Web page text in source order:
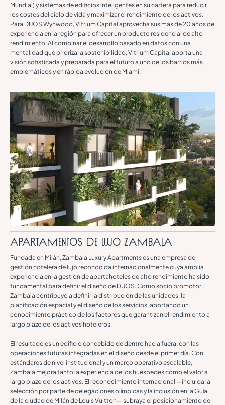
Mundial) y sistemas de edificios inteligentes en su cartera para reducir
los costes del ciclo de vida y maximizar el rendimiento de los activos.
Para DUOS Wynwood, Vitrium Capital aprovecha sus más de 20 años de
experiencia en la región para ofrecer un producto residencial de alto
rendimiento. Al combinar el desarrollo basado en datos con una
mentalidad que prioriza la sostenibilidad, Vitrium Capital aporta una
visión sofisticada y preparada para el futuro a uno de los barrios más
emblemáticos y en rápida evolución de Miami.
Apartamentos de lujo Zambala
Fundada en Milán, Zambala Luxury Apartments es una empresa de
gestión hotelera de lujo reconocida internacionalmente cuya amplia
experiencia en la gestión de apartahoteles de alto rendimiento ha sido
fundamental para definir el diseño de DUOS. Como socio promotor,
Zambala contribuyó a definir la distribución de las unidades, la
planificación espacial y el diseño de los servicios, aportando un
conocimiento práctico de los factores que garantizan el rendimiento a
largo plazo de los activos hoteleros.
El resultado es un edificio concebido de dentro hacia fuera, con las
operaciones futuras integradas en el diseño desde el primer día. Con
estándares de nivel institucional y un marco operativo escalable,
Zambala mejora tanto la experiencia de los huéspedes como el valor a
largo plazo de los activos. El reconocimiento internacional —incluida la
selección por parte de delegaciones olímpicas y la inclusión en la Guía
de la ciudad de Milán de Louis Vuitton— subraya el posicionamiento de